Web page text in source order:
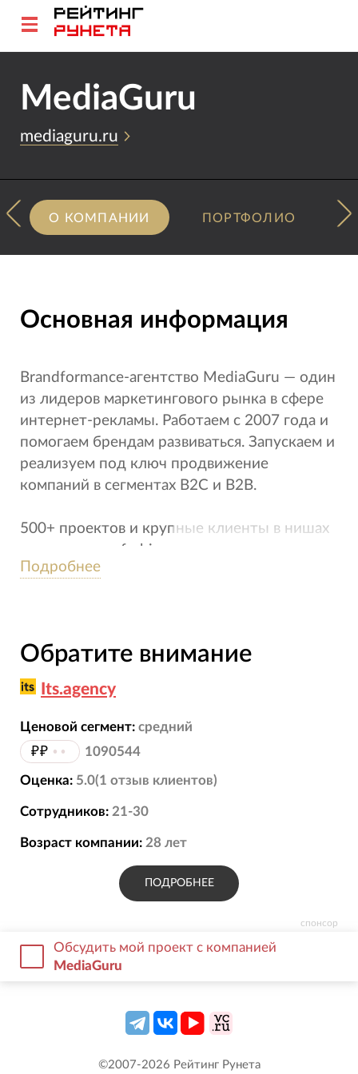
MediaGuru
mediaguru.ru
О КОМПАНИИ ПОРТФОЛИО
Основная информация
Brandformance-агентство MediaGuru — один
из лидеров маркетингового рынка в сфере
интернет-рекламы. Работаем с 2007 года и
помогаем брендам развиваться. Запускаем и
реализуем под ключ продвижение
компаний в сегментах B2C и B2B.
500+ проектов и крупные клиенты в нишах
e-commerce и fashion.
Подробнее
спонсор
Обратите внимание
Its.agency
Ценовой сегмент: средний
₽₽ •• 1090544
Оценка: 5.0(1 отзыв клиентов)
Сотрудников: 21-30
Возраст компании: 28 лет
ПОДРОБНЕЕ
Обсудить мой проект с компанией
MediaGuru
©2007-2026 Рейтинг Рунета